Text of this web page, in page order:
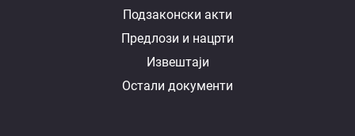
Подзаконски акти
Предлози и нацрти
Извештаји
Остали документи